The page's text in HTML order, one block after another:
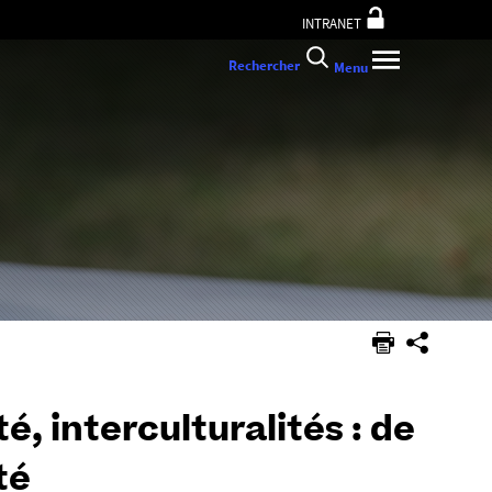
INTRANET
Rechercher Menu
interculturalités : de